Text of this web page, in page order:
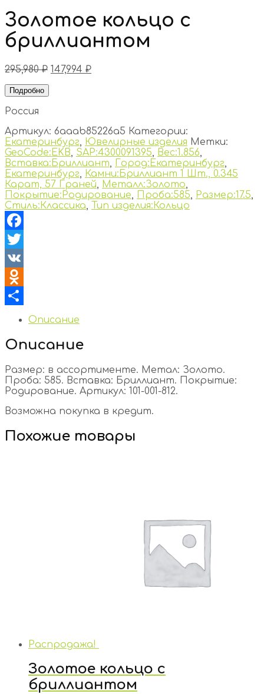
Золотое кольцо с
бриллиантом
295,980₽ 147,994 ₽
Подробно
Россия
Артикул: 6aaab85226a5 Категории:
Екатеринбург, Ювелирные изделия Метки:
GeoCode:EKB, SAP:4300091395, Вес:1.856,
Вставка:Бриллиант, Город:Екатеринбург,
Екатеринбург, Камни:Бриллиант 1 Шт., 0.345
Карат, 57 Граней, Металл:Золото,
Покрытие:Родирование, Проба:585, Размер:17.5,
Стиль:Классика, Тип изделия:Кольцо
Facebook
Twitter
VK
Odnoklassniki
Отправить
Описание
Описание
Размер: в ассортименте. Метал: Золото.
Проба: 585. Вставка: Бриллиант. Покрытие:
Родирование. Артикул: 101-001-812.
Возможна покупка в кредит.
Похожие товары
Распродажа!
Золотое кольцо с
бриллиантом